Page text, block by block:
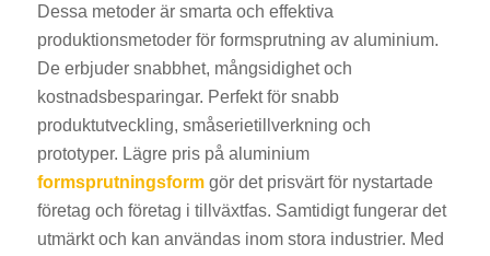
Dessa metoder är smarta och effektiva
produktionsmetoder för formsprutning av aluminium.
De erbjuder snabbhet, mångsidighet och
kostnadsbesparingar. Perfekt för snabb
produktutveckling, småserietillverkning och
prototyper. Lägre pris på aluminium
formsprutningsformgör det prisvärt för nystartade
företag och företag i tillväxtfas. Samtidigt fungerar det
utmärkt och kan användas inom stora industrier. Med